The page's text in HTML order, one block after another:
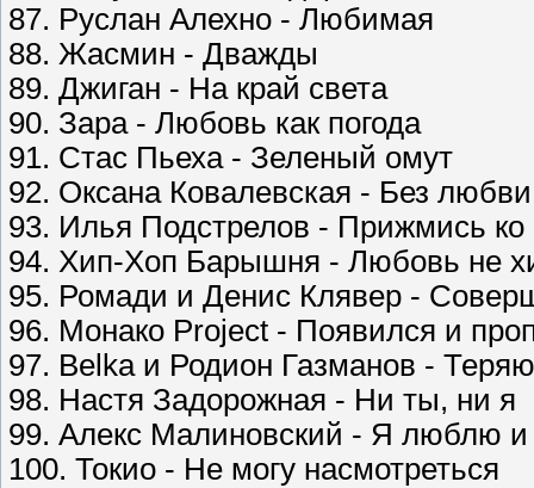
87. Руслан Алехно - Любимая
88. Жасмин - Дважды
89. Джиган - На край света
90. Зара - Любовь как погода
91. Стас Пьеха - Зеленый омут
92. Оксана Ковалевская - Без любви
93. Илья Подстрелов - Прижмись ко
94. Хип-Хоп Барышня - Любовь не
95. Ромади и Денис Клявер -
96. Монако Project - Появился и
97. Belka и Родион Газманов - Теряю
98. Настя Задорожная - Ни ты, ни я
99. Алекс Малиновский - Я люблю и
100. Токио - Не могу насмотреться